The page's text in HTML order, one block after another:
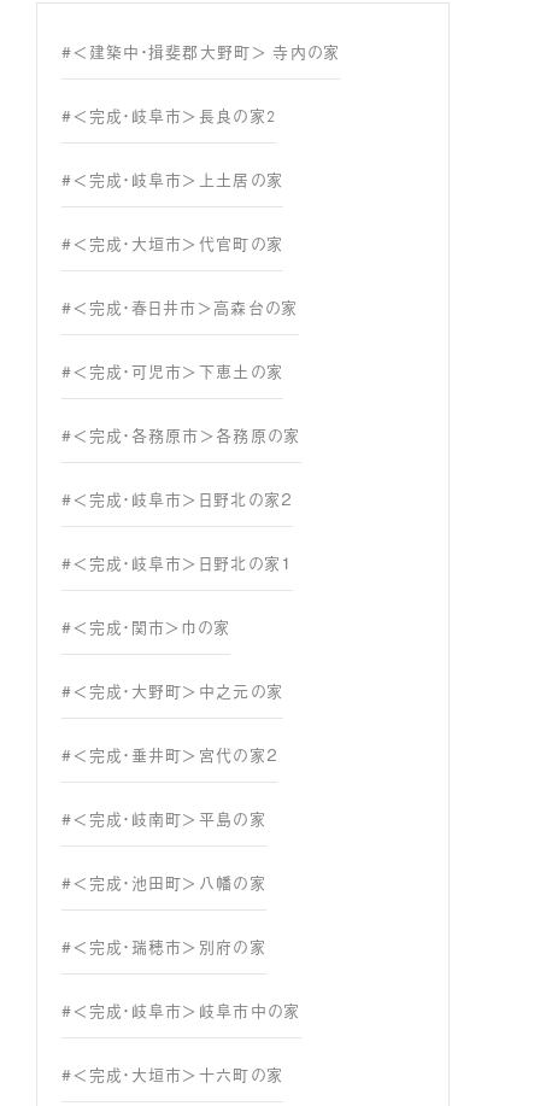
#＜建築中・揖斐郡大野町＞ 寺内の家
#＜完成・岐阜市＞長良の家2
#＜完成・岐阜市＞上土居の家
#＜完成・大垣市＞代官町の家
#＜完成・春日井市＞高森台の家
#＜完成・可児市＞下恵土の家
#＜完成・各務原市＞各務原の家
#＜完成・岐阜市＞日野北の家２
#＜完成・岐阜市＞日野北の家１
#＜完成・関市＞巾の家
#＜完成・大野町＞中之元の家
#＜完成・垂井町＞宮代の家２
#＜完成・岐南町＞平島の家
#＜完成・池田町＞八幡の家
#＜完成・瑞穂市＞別府の家
#＜完成・岐阜市＞岐阜市中の家
#＜完成・大垣市＞十六町の家